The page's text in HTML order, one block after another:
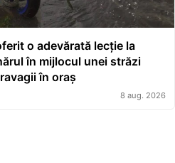
o adevărată lecție la
în mijlocul unei străzi
în oraș
8 aug. 2026